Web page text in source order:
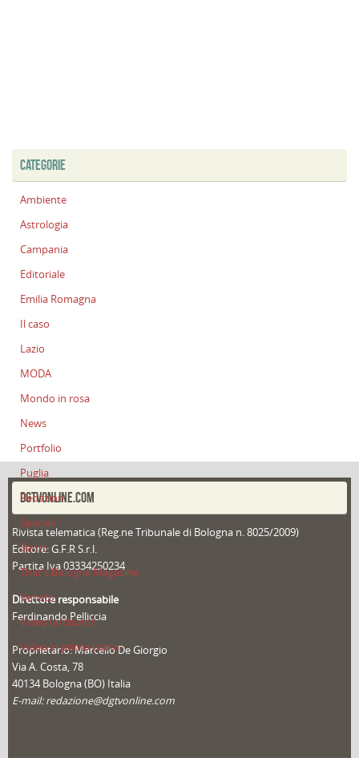
CATEGORIE
Ambiente
Astrologia
Campania
Editoriale
Emilia Romagna
Il caso
Lazio
MODA
Mondo in rosa
News
Portfolio
Puglia
Redazioni
Speciali
Sport
That's Bologna Magazine
Veneto
Video (archivio)
Video in primo piano
DGTVONLINE.COM
Rivista telematica (Reg.ne Tribunale di Bologna n. 8025/2009)
Editore: G.F.R S.r.l.
Partita Iva 03334250234
Direttore responsabile
Ferdinando Pelliccia
Proprietario: Marcello De Giorgio
Via A. Costa, 78
40134 Bologna (BO) Italia
E-mail: redazione@dgtvonline.com